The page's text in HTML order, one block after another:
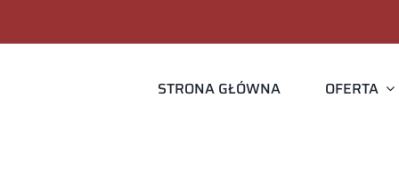
STRONA GŁÓWNA
OFERTA